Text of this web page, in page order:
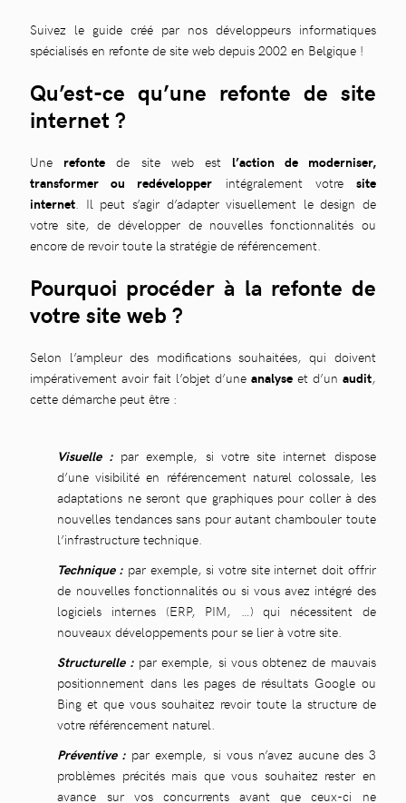
Suivez le guide créé par nos développeurs informatiques
spécialisés en refonte de site web depuis 2002 en Belgique !
Qu’est-ce qu’une refonte de site
internet ?
Une refonte de site web est l’action de moderniser,
transformer ou redévelopper intégralement votre site
internet. Il peut s’agir d’adapter visuellement le design de
votre site, de développer de nouvelles fonctionnalités ou
encore de revoir toute la stratégie de référencement.
Pourquoi procéder à la refonte de
votre site web ?
Selon l’ampleur des modifications souhaitées, qui doivent
impérativement avoir fait l’objet d’une analyseet d’un audit,
cette démarche peut être :
Visuelle :par exemple, si votre site internet dispose
d’une visibilité en référencement naturel colossale, les
adaptations ne seront que graphiques pour coller à des
nouvelles tendances sans pour autant chambouler toute
l’infrastructure technique.
Technique : par exemple, si votre site internet doit offrir
de nouvelles fonctionnalités ou si vous avez intégré des
logiciels internes (ERP, PIM, …) qui nécessitent de
nouveaux développements pour se lier à votre site.
Structurelle :par exemple, si vous obtenez de mauvais
positionnement dans les pages de résultats Google ou
Bing et que vous souhaitez revoir toute la structure de
votre référencement naturel.
Préventive : par exemple, si vous n’avez aucune des 3
problèmes précités mais que vous souhaitez rester en
avance sur vos concurrents avant que ceux-ci ne